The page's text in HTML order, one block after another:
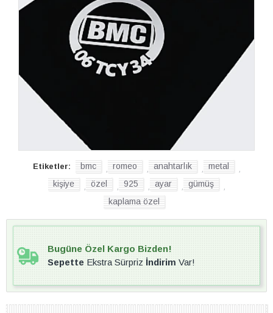
Etiketler: bmc romeo anahtarlık metal
kişiye özel 925 ayar gümüş
kaplama özel
Bugüne Özel Kargo Bizden!
SepetteEkstra SürprizİndirimVar!